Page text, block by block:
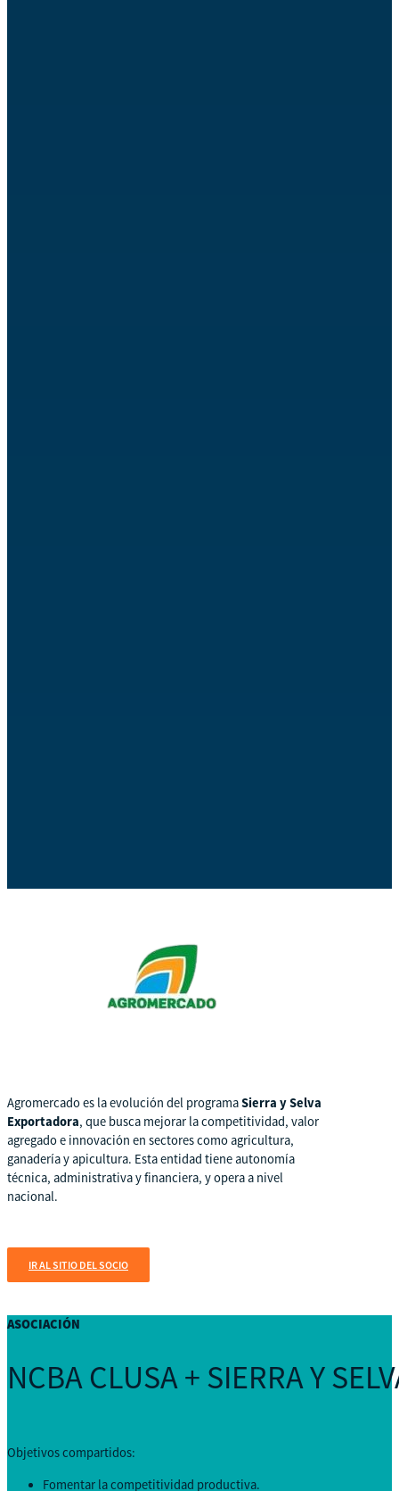
Agromercado es la evolución del programaSierra y Selva
Exportadora, que busca mejorar la competitividad, valor
agregado e innovación en sectores como agricultura,
ganadería y apicultura. Esta entidad tiene autonomía
técnica, administrativa y financiera, y opera a nivel
nacional.
IR AL SITIO DEL SOCIO
ASOCIACIÓN
NCBA CLUSA + SIERRA Y
Objetivos compartidos:
Fomentar la competitividad productiva.